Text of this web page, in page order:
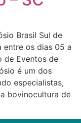
Brasil Sul de
entre os dias 05 a
de Eventos de
é um dos
especialistas,
bovinocultura de